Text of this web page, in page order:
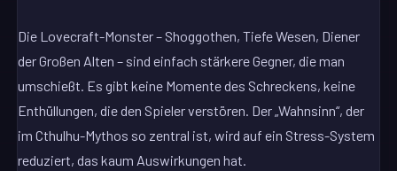
Die Lovecraft-Monster – Shoggothen, Tiefe Wesen, Diener
der Großen Alten – sind einfach stärkere Gegner, die man
umschießt. Es gibt keine Momente des Schreckens, keine
Enthüllungen, die den Spieler verstören. Der „Wahnsinn“, der
im Cthulhu-Mythos so zentral ist, wird auf ein Stress-System
reduziert, das kaum Auswirkungen hat.